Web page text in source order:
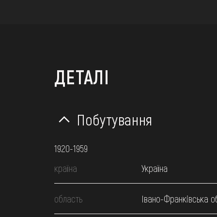
ДЕТАЛІ
Побутування
1920-1959
країна
Україна
область Івано-Франківська